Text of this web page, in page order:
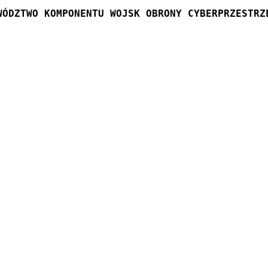
KOMPONENTU WOJSK OBRONY